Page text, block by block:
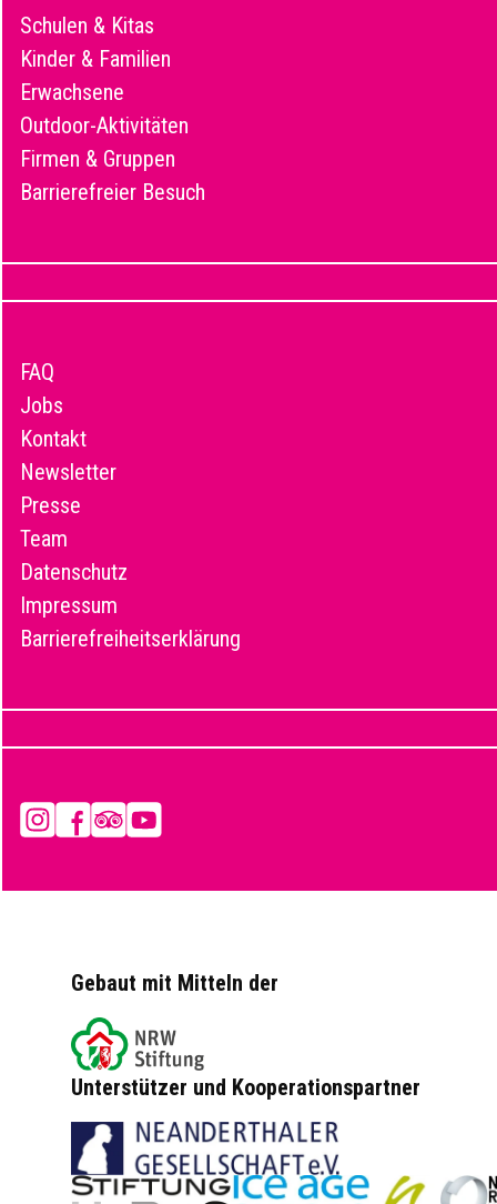
Schulen & Kitas
Kinder & Familien
Erwachsene
Outdoor-Aktivitäten
Firmen & Gruppen
Barrierefreier Besuch
FAQ
Jobs
Kontakt
Newsletter
Presse
Team
Datenschutz
Impressum
Barrierefreiheitserklärung
InstagramFacebook
Tripadvisor
YouTube
Gebaut mit Mitteln der
Unterstützer und Kooperationspartner